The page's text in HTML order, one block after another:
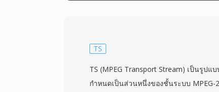
TS
TS (MPEG Transport Stream) เป็นรูปแ
กำหนดเป็นส่วนหนึ่งของชั้นระบบ MPEG-